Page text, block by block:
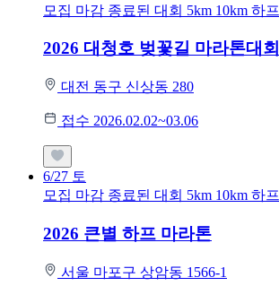
모집 마감 종료된 대회 5km 10km 하프
2026 대청호 벚꽃길 마라톤대회
대전 동구 신상동 280
접수 2026.02.02~03.06
6/27 토
모집 마감 종료된 대회 5km 10km 하프
2026 큰별 하프 마라톤
서울 마포구 상암동 1566-1